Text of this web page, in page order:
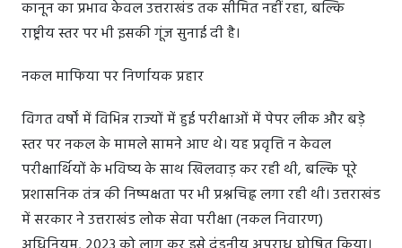
कानून का प्रभाव केवल उत्तराखंड तक सीमित नहीं रहा, बल्कि
राष्ट्रीय स्तर पर भी इसकी गूंज सुनाई दी है।
नकल माफिया पर निर्णायक प्रहार
विगत वर्षों में विभिन्न राज्यों में हुई परीक्षाओं में पेपर लीक और बड़े
स्तर पर नकल के मामले सामने आए थे। यह प्रवृत्ति न केवल
परीक्षार्थियों के भविष्य के साथ खिलवाड़ कर रही थी, बल्कि पूरे
प्रशासनिक तंत्र की निष्पक्षता पर भी प्रश्नचिह्न लगा रही थी। उत्तराखंड
में सरकार ने उत्तराखंड लोक सेवा परीक्षा (नकल निवारण)